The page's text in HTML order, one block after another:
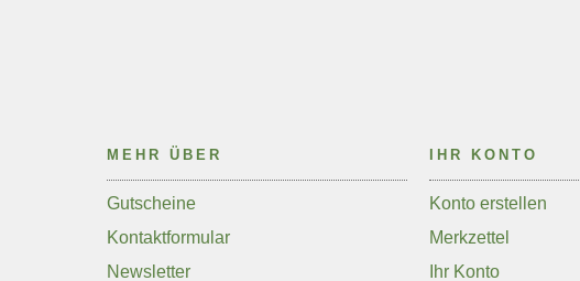
MEHR ÜBER
Gutscheine
Kontaktformular
Newsletter
IHR KONTO
Konto erstellen
Merkzettel
Ihr Konto